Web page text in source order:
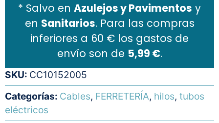
* Salvo en Azulejos y Pavimentos y
en Sanitarios. Para las compras
inferiores a 60 € los gastos de
envío son de 5,99 €.
SKU: CC10152005
Categorías: Cables, FERRETERÍA, hilos, tubos
eléctricos